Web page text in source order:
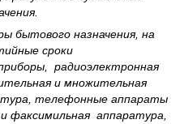
бытового назна­чения, на
сроки
радиоэлектронная
и множительная
телефонные аппараты
факсимильная аппаратура,